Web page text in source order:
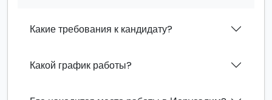
Какие требования к кандидату?
Какой график работы?